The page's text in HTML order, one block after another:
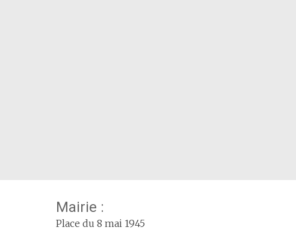
Mairie :
Place du 8 mai 1945